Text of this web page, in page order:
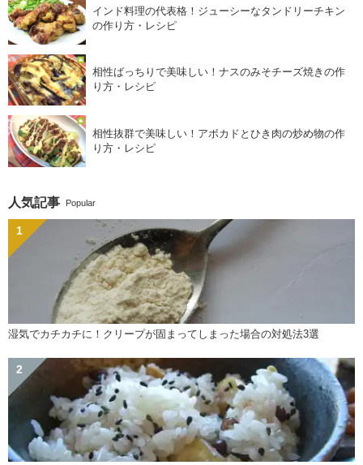
インド料理の代表格！ジューシーなタンドリーチキン
の作り方・レシピ
相性ばっちりで美味しい！ナスのみそチーズ焼きの作
り方・レシピ
相性抜群で美味しい！アボカドとひき肉の炒め物の作
り方・レシピ
人気記事 Popular
湿気でカチカチに！クリープが固まってしまった場合の対処法3選